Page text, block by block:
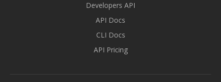
Developers API
API Docs
CLI Docs
API Pricing